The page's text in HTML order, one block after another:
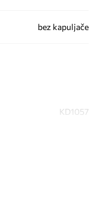
bez kapuljače
KD1057